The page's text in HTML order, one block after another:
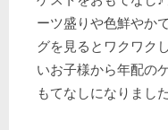
ーツ盛りや色鮮やか
グを見るとワクワク
いお子様から年配の
もてなしになりまし